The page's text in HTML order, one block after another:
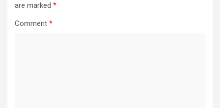
are marked *
Comment *